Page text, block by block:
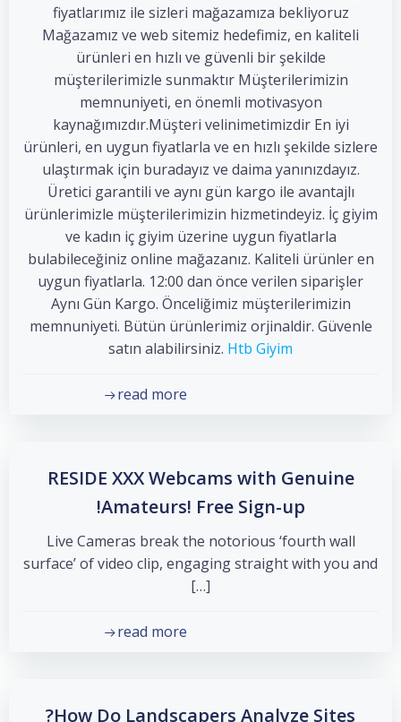
fiyatlarımız ile sizleri mağazamıza bekliyoruz
Mağazamız ve web sitemiz hedefimiz, en kaliteli
ürünleri en hızlı ve güvenli bir şekilde
müşterilerimizle sunmaktır Müşterilerimizin
memnuniyeti, en önemli motivasyon
kaynağımızdır.Müşteri velinimetimizdir En iyi
ürünleri, en uygun fiyatlarla ve en hızlı şekilde sizlere
ulaştırmak için buradayız ve daima yanınızdayız.
Üretici garantili ve aynı gün kargo ile avantajlı
ürünlerimizle müşterilerimizin hizmetindeyiz. İç giyim
ve kadın iç giyim üzerine uygun fiyatlarla
bulabileceğiniz online mağazanız. Kaliteli ürünler en
uygun fiyatlarla. 12:00 dan önce verilen siparişler
Aynı Gün Kargo. Önceliğimiz müşterilerimizin
memnuniyeti. Bütün ürünlerimiz orjinaldir. Güvenle
satın alabilirsiniz. Htb Giyim
read more
RESIDE XXX Webcams with Genuine
Amateurs! Free Sign-up!
Live Cameras break the notorious ‘fourth wall
surface’ of video clip, engaging straight with you and
[…]
read more
How Do Landscapers Analyze Sites?